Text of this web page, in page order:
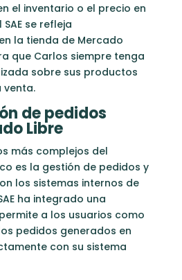
el inventario o el precio en
se refleja
la tienda de Mercado
que Carlos siempre tenga
sobre sus productos
venta.
de pedidos
Libre
más complejos del
es la gestión de pedidos y
los sistemas internos de
ha integrado una
a los usuarios como
pedidos generados en
con su sistema